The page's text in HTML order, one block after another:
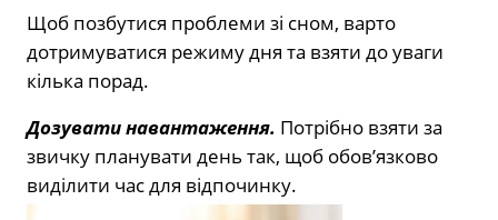
Щоб позбутися проблеми зі сном, варто
дотримуватися режиму дня та взяти до уваги
кілька порад.
Дозувати навантаження. Потрібно взяти за
звичку планувати день так, щоб обов’язково
виділити час для відпочинку.